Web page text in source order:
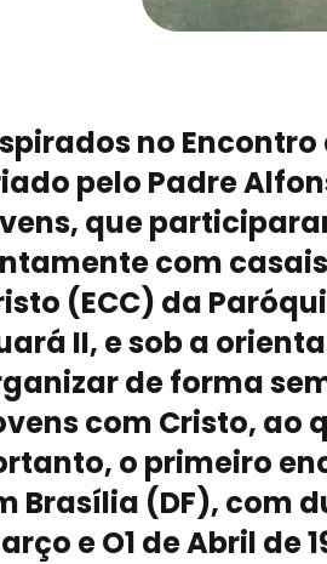
no
pelo Padre
que
com
(ECC) da
II, e sob a
de forma
com Cristo, ao
o primeiro
Brasília (DF), com
e O1 de Abril de